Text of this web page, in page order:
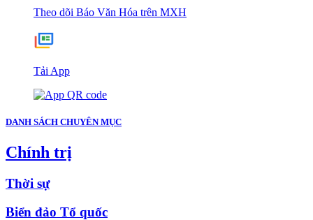
Theo dõi Báo Văn Hóa trên MXH
Tải App
DANH SÁCH CHUYÊN MỤC
Chính trị
Thời sự
Biển đảo Tổ quốc